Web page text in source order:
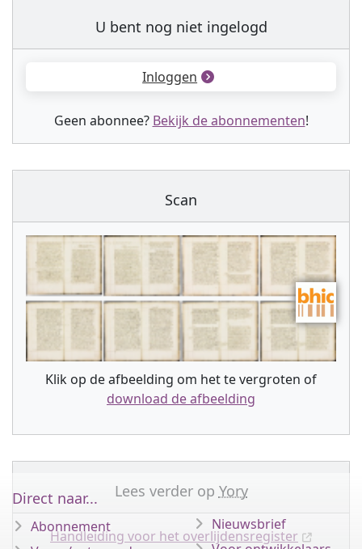
U bent nog niet ingelogd
Inloggen
Geen abonnee? Bekijk de abonnementen!
Scan
Klik op de afbeelding om het te vergroten of
download de afbeelding
Lees verder op Yory
Handleiding voor het overlijdensregister
Direct naar...
Abonnement
Nieuwsbrief